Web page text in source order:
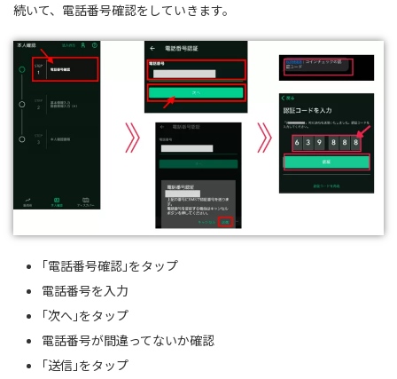
続いて、電話番号確認をしていきます。
｢電話番号確認｣をタップ
電話番号を入力
｢次へ｣をタップ
電話番号が間違ってないか確認
｢送信｣をタップ